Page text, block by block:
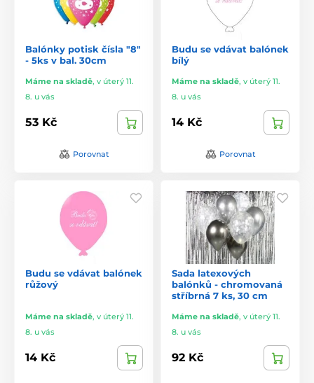
Balónky potisk čísla "8"
- 5ks v bal. 30cm
Máme na skladě, v úterý 11.
8. u vás
53 Kč
Porovnat
Budu se vdávat balónek
bílý
Máme na skladě, v úterý 11.
8. u vás
14 Kč
Porovnat
Budu se vdávat balónek
růžový
Máme na skladě, v úterý 11.
8. u vás
14 Kč
Sada latexových
balónků - chromovaná
stříbrná 7 ks, 30 cm
Máme na skladě, v úterý 11.
8. u vás
92 Kč